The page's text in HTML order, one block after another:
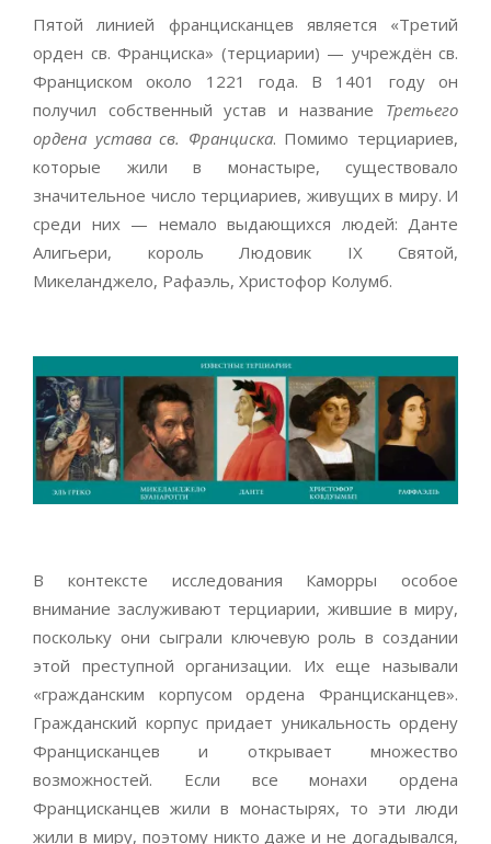
Пятой линией францисканцев является «Третий
орден св. Франциска» (терциарии) — учреждён св.
Франциском около 1221 года. В 1401 году он
получил собственный устав и название Третьего
ордена устава св. Франциска. Помимо терциариев,
которые жили в монастыре, существовало
значительное число терциариев, живущих в миру. И
среди них — немало выдающихся людей: Данте
Алигьери, король Людовик IX Святой,
Микеланджело, Рафаэль, Христофор Колумб.
В контексте исследования Каморры особое
внимание заслуживают терциарии, жившие в миру,
поскольку они сыграли ключевую роль в создании
этой преступной организации. Их еще называли
«гражданским корпусом ордена Францисканцев».
Гражданский корпус придает уникальность ордену
Францисканцев и открывает множество
возможностей. Если все монахи ордена
Францисканцев жили в монастырях, то эти люди
жили в миру, поэтому никто даже и не догадывался,